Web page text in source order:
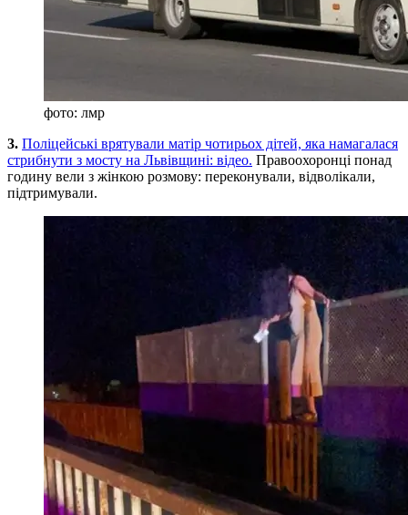
фото: лмр
3. Поліцейські врятували матір чотирьох дітей, яка намагалася
стрибнути з мосту на Львівщині: відео. Правоохоронці понад
годину вели з жінкою розмову: переконували, відволікали,
підтримували.